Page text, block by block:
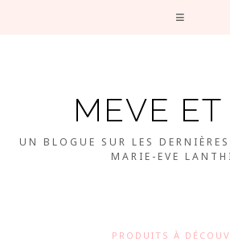
MEVE ET
UN BLOGUE SUR LES
MARIE-EVE
PRODUITS À